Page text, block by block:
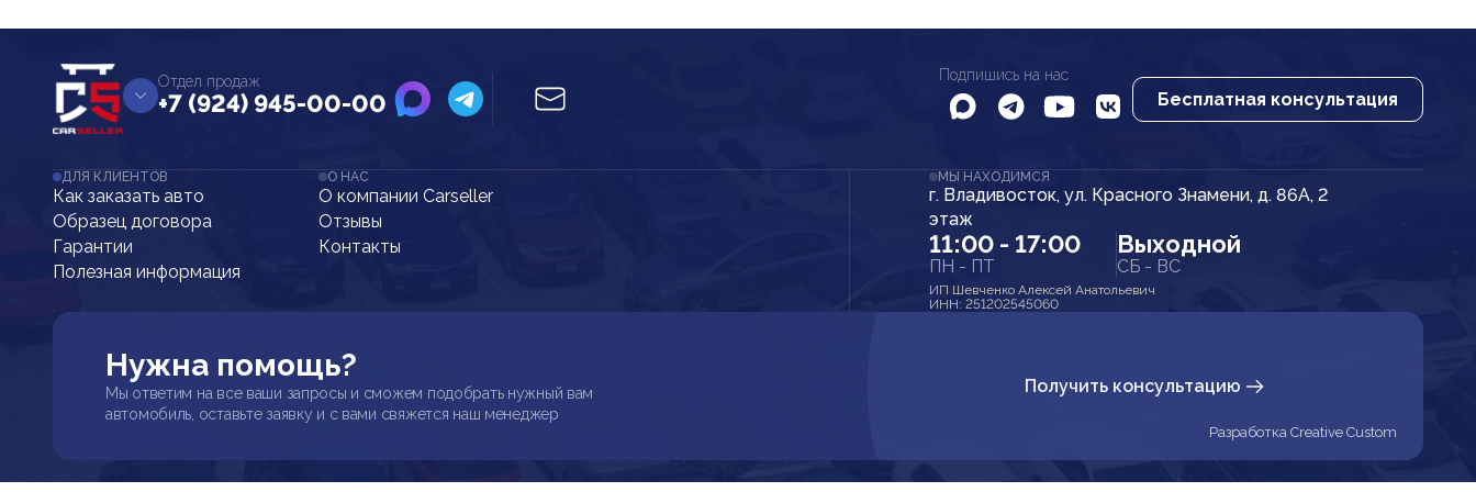
Отдел продаж
+7 (924) 945-00-00
Подпишись на нас
Бесплатная консультация
ДЛЯ КЛИЕНТОВ
Как заказать авто
Образец договора
Гарантии
Полезная информация
О НАС
О компании Carseller
Отзывы
Контакты
МЫ НАХОДИМСЯ
г. Владивосток, ул. Красного Знамени, д. 86А, 2
этаж
11:00 - 17:00
ПН - ПТ
Выходной
СБ - ВС
ИП Шевченко Алексей Анатольевич
ИНН: 251202545060
Нужна помощь?
Мы ответим на все ваши запросы и сможем подобрать нужный вам
автомобиль, оставьте заявку и с вами свяжется наш менеджер
Получить консультацию
Разработка Creative Custom